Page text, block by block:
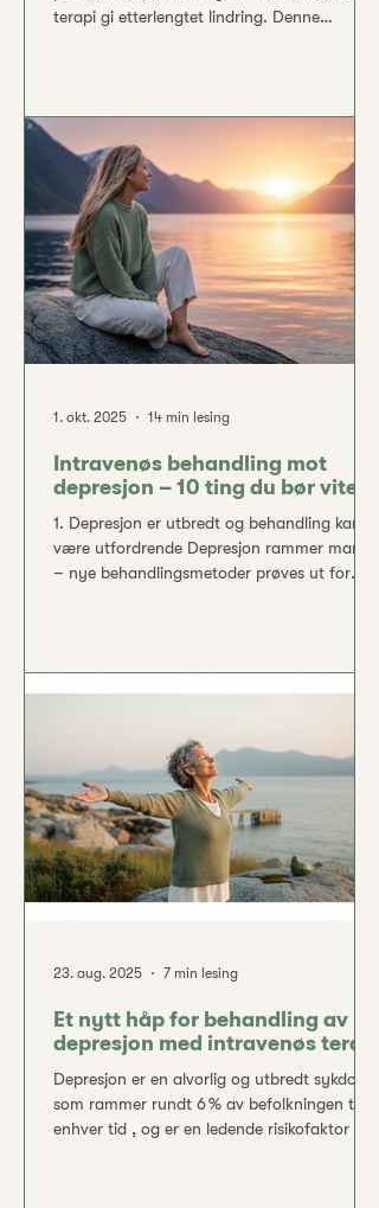
terapi gi etterlengtet lindring. Denne
allerede tidlig i forløpet. Behandlingen gis av
erfarne spesialister i trygge omgivelser, slik
at du kan føle deg sikker gjennom hele
prosessen. Angstens jerngrep – et utbredt
problem Angstlidelser er blant de vanligste
psykiske lidelsene.
Intravenøs behandling mot
depresjon – 10 ting du bør vite
1. Depresjon er utbredt og behandling kan
være utfordrende Depresjon rammer mange
– nye behandlingsmetoder prøves ut for
av befolkningen opplever en depressiv
episode i løpet av et år , og rundt 20 % vil
Selv om det finnes flere effektive
behandlingsformer (som samtaleterapi og
antidepressive legem
1. okt. 2025 14 min lesing
Et nytt håp for behandling av
depresjon med intravenøs terapi
Depresjon er en alvorlig og utbredt sykdom
som rammer rundt 6 % av befolkningen til
enhver tid , og er en ledende risikofaktor for
23. aug. 2025 7 min lesing